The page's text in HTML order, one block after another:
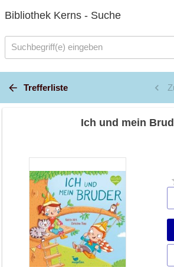
Bibliothek Kerns - Suche
Suchbegriff(e) eingeben
Trefferliste
Ich und mein